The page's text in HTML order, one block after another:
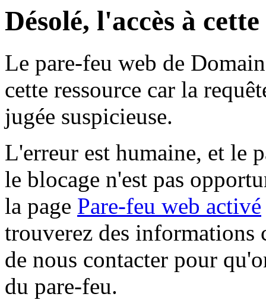
Désolé, l'accès à
Le pare-feu web de
cette ressource car la
jugée suspicieuse.
L'erreur est humaine, et le
le blocage n'est pas
la page Pare-feu web activé
trouverez des informations
de nous contacter pour
du pare-feu.